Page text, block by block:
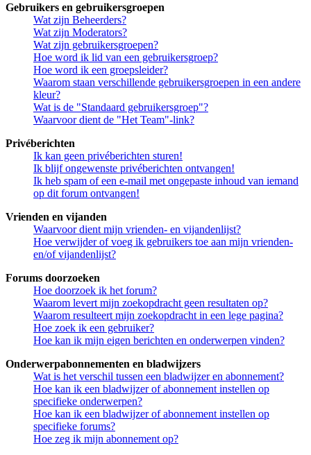
Gebruikers en gebruikersgroepen
Wat zijn Beheerders?
Wat zijn Moderators?
Wat zijn gebruikersgroepen?
Hoe word ik lid van een gebruikersgroep?
Hoe word ik een groepsleider?
Waarom staan verschillende gebruikersgroepen in een andere
kleur?
Wat is de "Standaard gebruikersgroep"?
Waarvoor dient de "Het Team"-link?
Privéberichten
Ik kan geen privéberichten sturen!
Ik blijf ongewenste privéberichten ontvangen!
Ik heb spam of een e-mail met ongepaste inhoud van iemand
op dit forum ontvangen!
Vrienden en vijanden
Waarvoor dient mijn vrienden- en vijandenlijst?
Hoe verwijder of voeg ik gebruikers toe aan mijn vrienden-
en/of vijandenlijst?
Forums doorzoeken
Hoe doorzoek ik het forum?
Waarom levert mijn zoekopdracht geen resultaten op?
Waarom resulteert mijn zoekopdracht in een lege pagina?
Hoe zoek ik een gebruiker?
Hoe kan ik mijn eigen berichten en onderwerpen vinden?
Onderwerpabonnementen en bladwijzers
Wat is het verschil tussen een bladwijzer en abonnement?
Hoe kan ik een bladwijzer of abonnement instellen op
specifieke onderwerpen?
Hoe kan ik een bladwijzer of abonnement instellen op
specifieke forums?
Hoe zeg ik mijn abonnement op?